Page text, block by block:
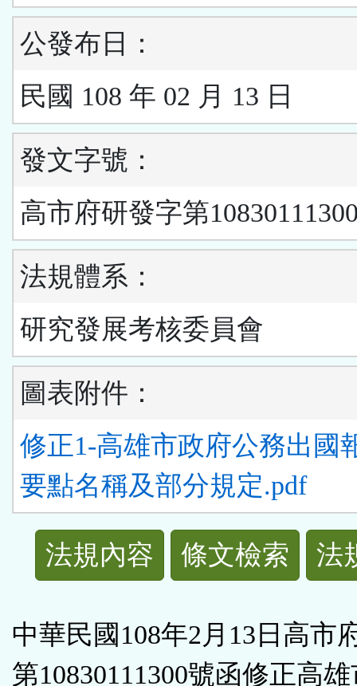
公發布日：
民國 108 年 02 月 13 日
發文字號：
高市府研發字第
法規體系：
研究發展考核委員會
圖表附件：
修正1-高雄市政府公務出國
要點名稱及部分規定.pdf
規
功
能
法規內容 條文檢索 法
中華民國108年2月13日高市
第10830111300號函修正高